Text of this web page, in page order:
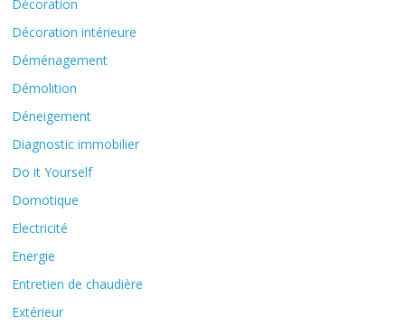
Décoration
Décoration intérieure
Déménagement
Démolition
Déneigement
Diagnostic immobilier
Do it Yourself
Domotique
Electricité
Energie
Entretien de chaudière
Extérieur